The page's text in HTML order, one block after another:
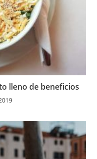
lleno de beneficios